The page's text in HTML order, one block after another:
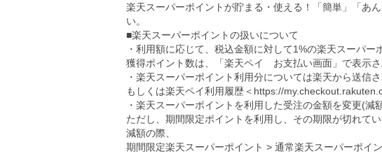
楽天スーパーポイントが貯まる・使える！「簡単」「あ
い。
■楽天スーパーポイントの扱いについて
・利用額に応じて、税込金額に対して1%の楽天スーパー
獲得ポイント数は、「楽天ペイ お支払い画面」で表示さ
・楽天スーパーポイント利用分については楽天から送信
もしくは楽天ペイ利用履歴＜ https://
・楽天スーパーポイントを利用した受注の金額を変更(減
ただし、期間限定ポイントを利用し、その期限が切れて
減額の際、
期間限定楽天スーパーポイント > 通常楽天スーパーポイ